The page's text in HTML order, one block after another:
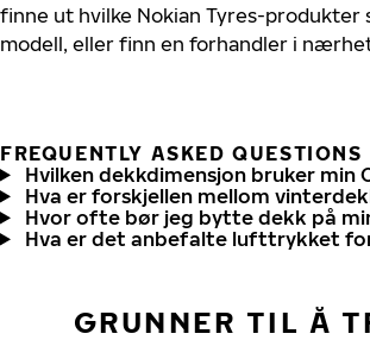
finne ut hvilke Nokian Tyres-
modell, eller finn en forhandler i
FREQUENTLY ASKED QUESTIONS
Hvilken dekkdimensjon bruker min
Hva er forskjellen mellom
Hvor ofte bør jeg bytte dekk på
Hva er det anbefalte lufttrykket
GRUNNER TIL Å